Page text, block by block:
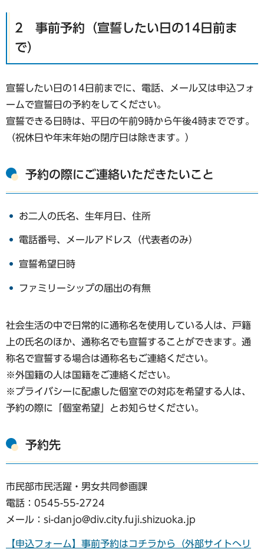
2 事前予約（宣誓したい日の14日前ま
で）
宣誓したい日の14日前までに、電話、メール又は申込フォ
ームで宣誓日の予約をしてください。
宣誓できる日時は、平日の午前9時から午後4時までです。
（祝休日や年末年始の閉庁日は除きます。）
予約の際にご連絡いただきたいこと
お二人の氏名、生年月日、住所
電話番号、メールアドレス（代表者のみ）
宣誓希望日時
ファミリーシップの届出の有無
社会生活の中で日常的に通称名を使用している人は、戸籍
上の氏名のほか、通称名でも宣誓することができます。通
称名で宣誓する場合は通称名もご連絡ください。
※外国籍の人は国籍をご連絡ください。
※プライバシーに配慮した個室での対応を希望する人は、
予約の際に「個室希望」とお知らせください。
予約先
市民部市民活躍・男女共同参画課
電話：0545-55-2724
メール：si-danjo@div.city.fuji.shizuoka.jp
【申込フォーム】事前予約はコチラから（外部サイトへリ